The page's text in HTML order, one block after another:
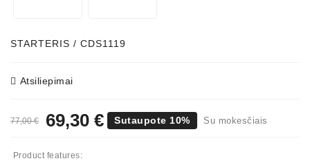
STARTERIS / CDS1119
Atsiliepimai
77,00 € 69,30 € Sutaupote 10% Su mokesčiais
Product features: